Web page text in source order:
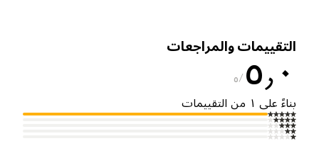
والمراجعات
٥
على ١ من التقييمات